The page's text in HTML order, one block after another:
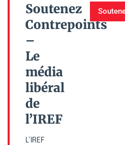
Soutenez
Contrepoints
–
Le
média
libéral
de
l’IREF
L’IREF